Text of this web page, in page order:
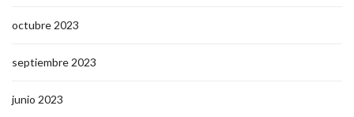
octubre 2023
septiembre 2023
junio 2023